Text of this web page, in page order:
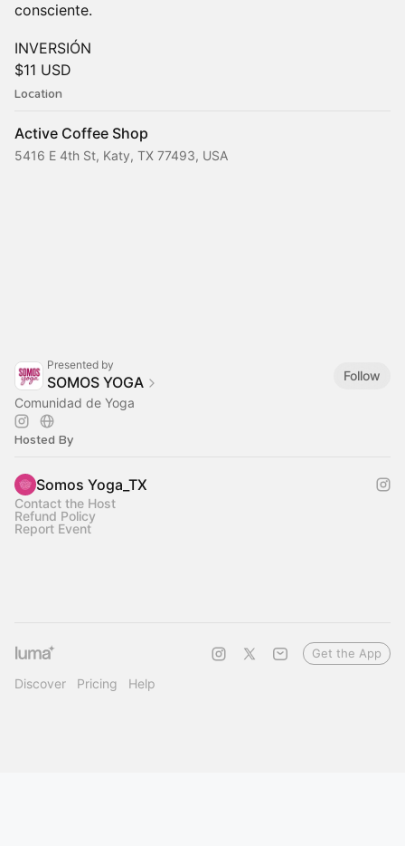
consciente.
INVERSIÓN
$11 USD
Location
Active Coffee Shop
5416 E 4th St, Katy, TX 77493, USA
Presented by
SOMOS YOGA
Follow
Comunidad de Yoga
Hosted By
Somos Yoga_TX
Contact the Host
Refund Policy
Report Event
Discover Pricing Help
Get the App